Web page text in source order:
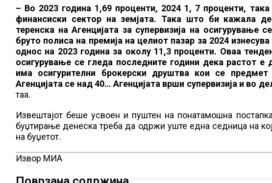
– Во 2023 година 1,69 проценти, 2024 1, 7 проценти,
финансиски сектор на земјата. Така што би кажала
теренска на Агенцијата за супервизија на осигурување
бруто полиса на премија на целиот пазар за 2024
однос на 2023 година за околу 11,3 проценти. Оваа
осигурување се гледа последните години дека растот е
има осигурителни брокерски друштва кои се предмет
Агенцијата се над 40… Агенцијата врши супервизија и во
таа.
Извештајот беше усвоен и пуштен на понатамошна
буџтирање денеска треба да одржи уште една седница на
на буџетот.
Извор МИА